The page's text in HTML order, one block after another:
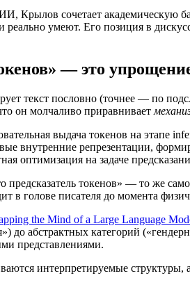
Крылов сочетает академическую
умеют. Его позиция в
— это
текст пословно (точнее — по
он молчаливо приравнивает
выдача токенов на этапе
внутренние репрезентации,
оптимизация на задаче
токенов» — то же
в голове писателя до момента
the Mind of a Large Language
абстрактных категорий
представлениями.
интерпретируемые структуры,